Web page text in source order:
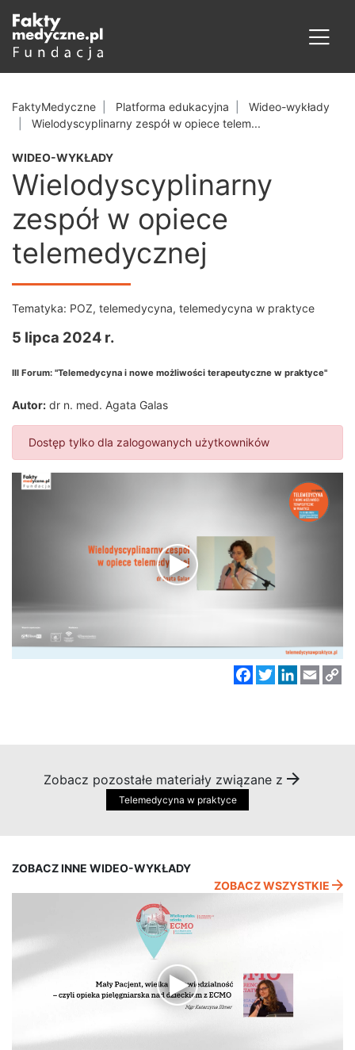
FaktyMedyczne Platforma edukacyjna
Wideo-wykłady
Wielodyscyplinarny zespół w opiece telem...
WIDEO-WYKŁADY
Wielodyscyplinarny
zespół w opiece
telemedycznej
Tematyka: POZ, telemedycyna, telemedycyna w praktyce
5 lipca 2024 r.
III Forum: "Telemedycyna i nowe możliwości terapeutyczne w praktyce"
Autor: dr n. med. Agata Galas
Dostęp tylko dla zalogowanych użytkowników
Facebook
TwitterLinkedIn
Email
Zobacz pozostałe materiały związane z
Telemedycyna w praktyce
ZOBACZ INNE WIDEO-WYKŁADY
ZOBACZ WSZYSTKIE